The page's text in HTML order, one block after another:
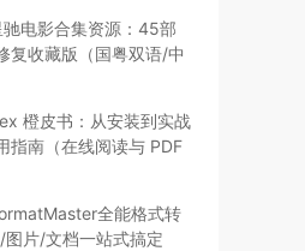
驰电影合集资源：45部
复收藏版（国粤双语/中
橙皮书：从安装到实战
指南（在线阅读与 PDF
全能格式转
片/文档一站式搞定